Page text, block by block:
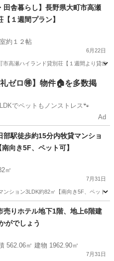
外国人
田舎暮らし】長野県大町市高瀬
１週間プラン】
約１２帖
6月22日
市高瀬ハイランド貸別荘【１週間より貸
礼ゼロ🉐】物件🏠を多数掲
でペットもノンストレス🐾
Ad
部駅徒歩約15分内牧貸マンショ
向き5F、ペット可】
㎡
7月31日
ンション3LDK約82㎡【南向き5F、ペット
歩
売りホテル地下1階、地上6階建
がでしょう
562.06㎡ 建物 1962.90㎡
7月31日